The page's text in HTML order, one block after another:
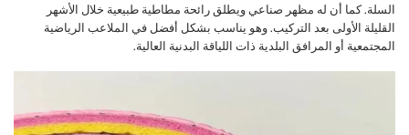
السلة. كما أن له مظهر صناعي ويطلق رائحة مطاطية طبيعية خلال الأشهر
القليلة الأولى بعد التركيب. وهو يناسب بشكل أفضل في الملاعب الرياضية
المجتمعية أو المرافق البلدية ذات اللياقة البدنية العالية.